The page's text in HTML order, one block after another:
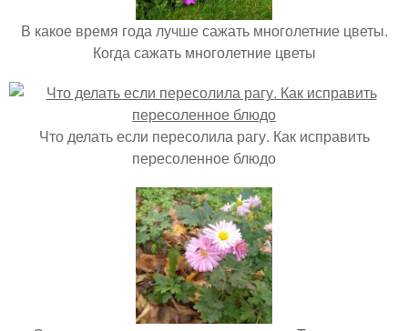
В какое время года лучше сажать многолетние цветы.
Когда сажать многолетние цветы
Что делать если пересолила рагу. Как исправить
пересоленное блюдо